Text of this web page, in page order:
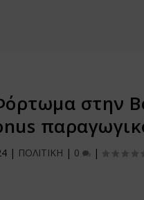
στην
| ΠΟΛΙΤΙΚΗ | 0 |